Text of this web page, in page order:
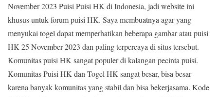
November 2023 Puisi Puisi HK di Indonesia, jadi website ini
khusus untuk forum puisi HK. Saya membuatnya agar yang
menyukai togel dapat memperhatikan beberapa gambar atau puisi
HK 25 November 2023 dan paling terpercaya di situs tersebut.
Komunitas puisi HK sangat populer di kalangan pecinta puisi.
Komunitas Puisi HK dan Togel HK sangat besar, bisa besar
karena banyak komunitas yang stabil dan bisa bekerjasama. Kode